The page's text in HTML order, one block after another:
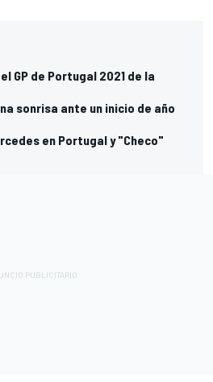
GP de Portugal 2021 de la
sonrisa ante un inicio de año
en Portugal y "Checo"